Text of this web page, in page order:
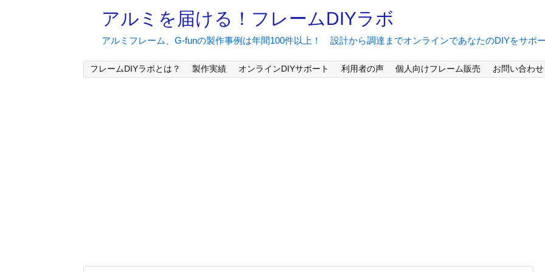
アルミを届ける！フレームDIYラボ
アルミフレーム、G-funの製作事例は年間100件以上！ 設計から調達までオンラインであなたのDIYをサポ
フレームDIYラボとは？ 製作実績 オンラインDIYサポート 利用者の声 個人向けフレーム販売 お問い合わせ